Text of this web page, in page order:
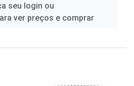
seu login ou
ver preços e comprar